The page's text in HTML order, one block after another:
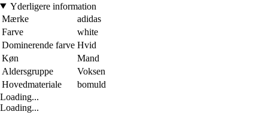
Yderligere information
Mærke
adidas
Farve
white
Dominerende farve Hvid
Køn
Mand
Aldersgruppe
Voksen
Hovedmateriale
bomuld
Loading...
Loading...